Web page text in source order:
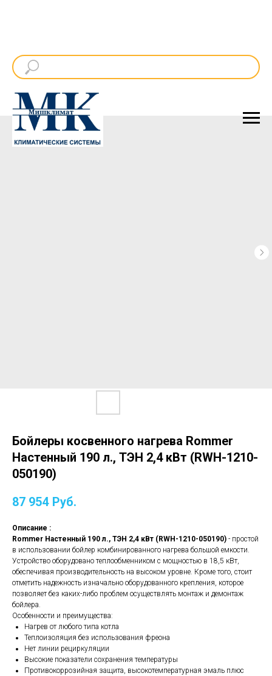
Бойлеры косвенного нагрева Rommer
Настенный 190 л., ТЭН 2,4 кВт (RWH-1210-
050190)
87 954 Руб.
Описание :
Rommer Настенный 190 л., ТЭН 2,4 кВт (RWH-1210-050190) - простой
в использовании бойлер комбинированного нагрева большой емкости.
Устройство оборудовано теплообменником с мощностью в 18,5 кВт,
обеспечивая производительность на высоком уровне. Кроме того, стоит
отметить надежность изначально оборудованного крепления, которое
позволяет без каких-либо проблем осуществлять монтаж и демонтаж
бойлера.
Особенности и преимущества:
Нагрев от любого типа котла
Теплоизоляция без использования фреона
Нет линии рециркуляции
Высокие показатели сохранения температуры
Противокоррозийная защита, высокотемпературная эмаль плюс